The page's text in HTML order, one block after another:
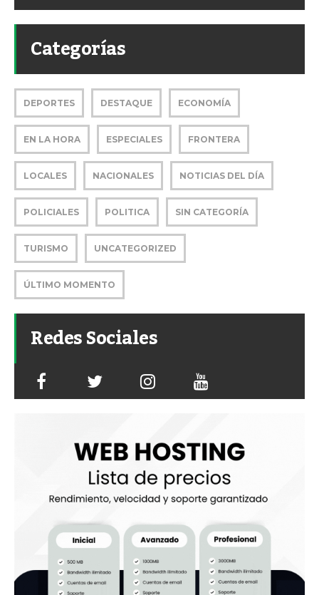
Categorías
DEPORTES DESTAQUE ECONOMÍA
EN LA HORA ESPECIALES FRONTERA
LOCALES NACIONALES NOTICIAS DEL DÍA
POLICIALES POLITICA SIN CATEGORÍA
TURISMO UNCATEGORIZED
ÚLTIMO MOMENTO
Redes Sociales